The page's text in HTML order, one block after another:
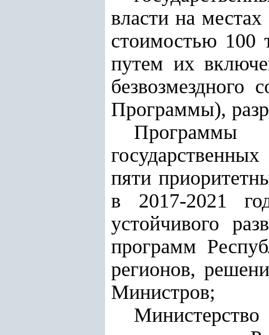
власти на
стоимостью
путем их
безвозмездного
Программы),
Программы
пяти
в 2017-2021
устойчивого
программ
регионов,
Министров;